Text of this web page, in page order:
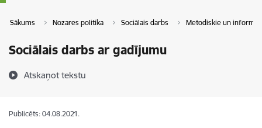
Sākums Nozares politika Sociālais darbs Metodiskie un
Sociālais darbs ar gadījumu
Atskaņot tekstu
Publicēts: 04.08.2021.